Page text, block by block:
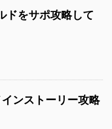
ドをサポ攻略して
ンストーリー攻略